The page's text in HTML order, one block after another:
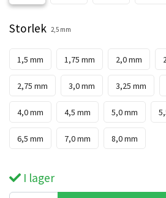
Storlek 2,5 mm
1,5 mm 1,75 mm 2,0 mm
2,75 mm 3,0 mm 3,25 mm
4,0 mm 4,5 mm 5,0 mm
6,5 mm 7,0 mm 8,0 mm
I lager